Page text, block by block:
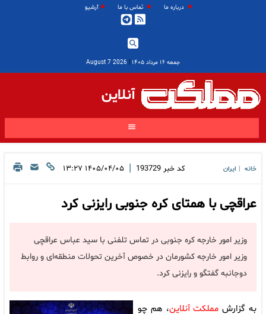
درباره ما تماس با ما آرشیو
جمعه ۱۶ مرداد ۱۴۰۵ |
2026 August 7
آنلاین
خانه ایران کد خبر 193729
| ۱۴۰۵/۰۴/۰۵ ۱۳:۲۷
عراقچی با همتای کره جنوبی رایزنی کرد
وزیر امور خارجه کره جنوبی در تماس تلفنی با سید عباس عراقچی
وزیر امور خارجه کشورمان در خصوص آخرین تحولات منطقه‌ای و روابط
دوجانبه گفتگو و رایزنی کرد.
به گزارش مملکت آنلاین، هم چو